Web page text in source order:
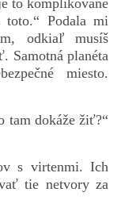
to komplikované
Podala mi
odkiaľ musíš
Samotná planéta
miesto.
tam dokáže žiť?“
s virtenmi. Ich
tie netvory za